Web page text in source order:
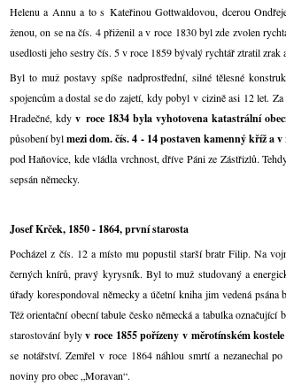
Helenu a Annu a to s Kateřinou Gottwaldovou, dcerou
ženou, on se na čís. 4 přiženil a v roce 1830 byl zde zvolen
usedlosti jeho sestry čís. 5 v roce 1859 bývalý rychtář ztratil zrak
Byl to muž postavy spíše nadprostřední, silné tělesné
spojencům a dostal se do zajetí, kdy pobyl v cizině asi 12 let.
Hradečné, kdyv roce 1834 byla vyhotovena katastrální
působení bylmezi dom. čís. 4 - 14 postaven kamenný kříž a
pod Haňovice, kde vládla vrchnost, dříve Páni ze Zástřizlů.
sepsán německy.
Josef Krček, 1850 - 1864, první starosta
Pocházel z čís. 12 a místo mu popustil starší bratr Filip. Na
černých knírů, pravý kyrysník. Byl to muž studovaný a
úřady korespondoval německy a účetní kniha jim vedená
Též orientační obecní tabule česko německá a tabulka
starostování bylyv roce 1855 pořízeny v měrotínském
se notářství. Zemřel v roce 1864 náhlou smrtí a nezanechal
noviny pro obec „Moravan“.